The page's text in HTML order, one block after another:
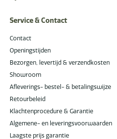
Service & Contact
Contact
Openingstijden
Bezorgen, levertijd & verzendkosten
Showroom
Afleverings- bestel- & betalingswijze
Retourbeleid
Klachtenprocedure & Garantie
Algemene- en leveringsvoorwaarden
Laagste prijs garantie